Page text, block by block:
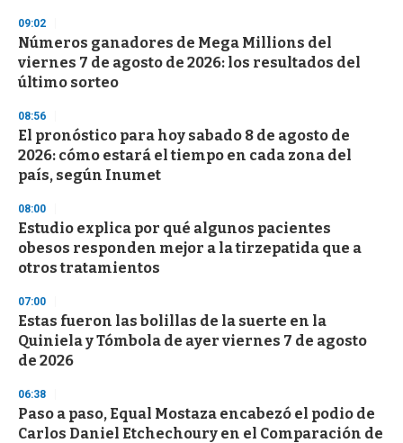
d
s
09:02
Números ganadores de Mega Millions del
viernes 7 de agosto de 2026: los resultados del
último sorteo
08:56
El pronóstico para hoy sabado 8 de agosto de
2026: cómo estará el tiempo en cada zona del
país, según Inumet
08:00
Estudio explica por qué algunos pacientes
obesos responden mejor a la tirzepatida que a
otros tratamientos
07:00
Estas fueron las bolillas de la suerte en la
Quiniela y Tómbola de ayer viernes 7 de agosto
de 2026
06:38
Paso a paso, Equal Mostaza encabezó el podio de
Carlos Daniel Etchechoury en el Comparación de